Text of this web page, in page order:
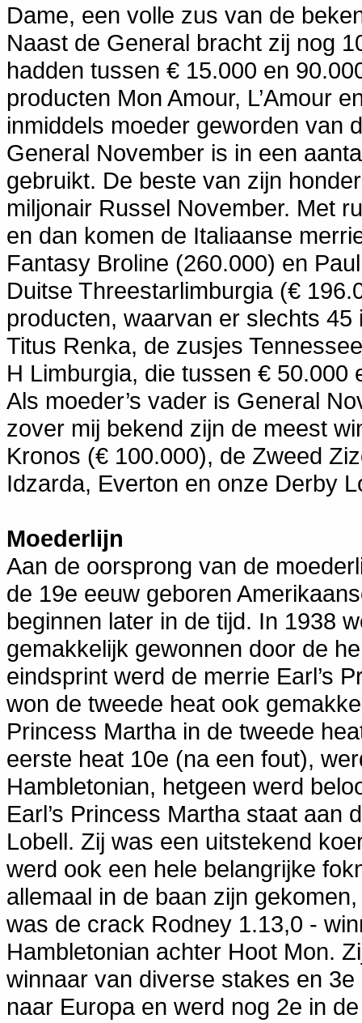
Dame, een volle zus van de
Naast de General bracht zij nog
hadden tussen € 15.000 en
producten Mon Amour, L’Amour
inmiddels moeder geworden van
General November is in een
gebruikt. De beste van zijn
miljonair Russel November. Met
en dan komen de Italiaanse
Fantasy Broline (260.000) en
Duitse Threestarlimburgia (€
producten, waarvan er slechts
Titus Renka, de zusjes
H Limburgia, die tussen € 50.000
Als moeder’s vader is General
zover mij bekend zijn de meest
Kronos (€ 100.000), de Zweed
Idzarda, Everton en onze Derby
Moederlijn
Aan de oorsprong van de
de 19e eeuw geboren
beginnen later in de tijd. In 1938
gemakkelijk gewonnen door de
eindsprint werd de merrie Earl’s
won de tweede heat ook
Princess Martha in de tweede
eerste heat 10e (na een fout),
Hambletonian, hetgeen werd
Earl’s Princess Martha staat aan
Lobell. Zij was een uitstekend
werd ook een hele belangrijke
allemaal in de baan zijn
was de crack Rodney 1.13,0 -
Hambletonian achter Hoot Mon.
winnaar van diverse stakes en
naar Europa en werd nog 2e in